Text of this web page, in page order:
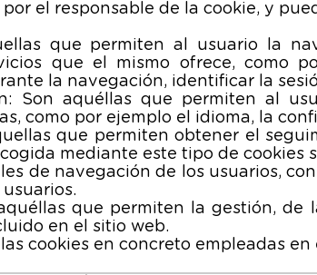
el responsable de la cookie, y
que permiten al usuario la
que el mismo ofrece, como
la navegación, identificar la
Son aquéllas que permiten al
como por ejemplo el idioma, la
que permiten obtener el
mediante este tipo de
de navegación de los usuarios,
que permiten la gestión,
en el sitio web.
cookies en concreto empleadas